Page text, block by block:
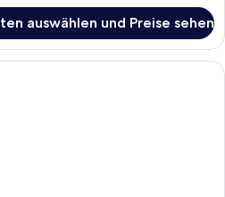
auswählen und Preise sehen
Ein Schlafzimmer mit einem Bett,